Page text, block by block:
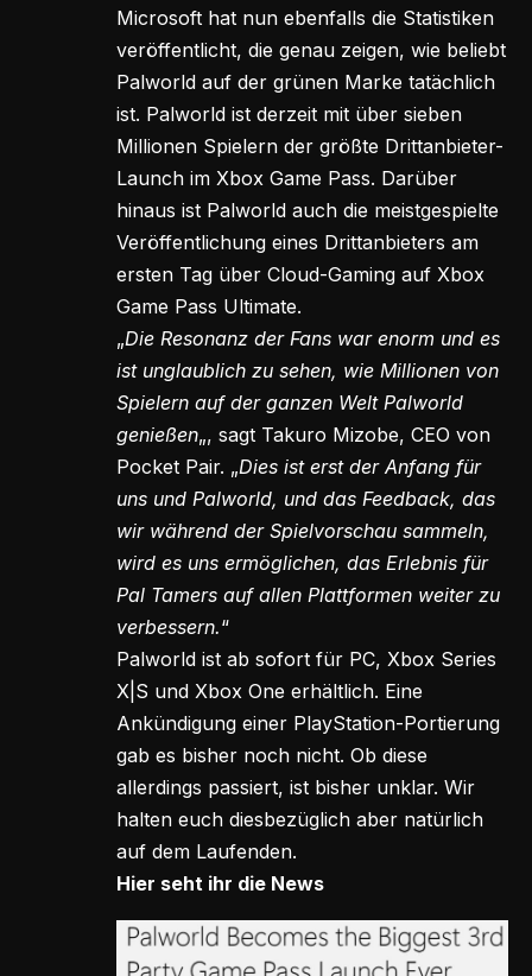
Microsoft hat nun ebenfalls die Statistiken
veröffentlicht, die genau zeigen, wie beliebt
Palworld auf der grünen Marke tatächlich
ist. Palworld ist derzeit mit über sieben
Millionen Spielern der größte Drittanbieter-
Launch im Xbox Game Pass. Darüber
hinaus ist Palworld auch die meistgespielte
Veröffentlichung eines Drittanbieters am
ersten Tag über Cloud-Gaming auf Xbox
Game Pass Ultimate.
„Die Resonanz der Fans war enorm und es
ist unglaublich zu sehen, wie Millionen von
Spielern auf der ganzen Welt Palworld
genießen„, sagt Takuro Mizobe, CEO von
Pocket Pair. „Dies ist erst der Anfang für
uns und Palworld, und das Feedback, das
wir während der Spielvorschau sammeln,
wird es uns ermöglichen, das Erlebnis für
Pal Tamers auf allen Plattformen weiter zu
verbessern.“
Palworld ist ab sofort für PC, Xbox Series
X|S und Xbox One erhältlich. Eine
Ankündigung einer PlayStation-Portierung
gab es bisher noch nicht. Ob diese
allerdings passiert, ist bisher unklar. Wir
halten euch diesbezüglich aber natürlich
auf dem Laufenden.
Hier seht ihr die News